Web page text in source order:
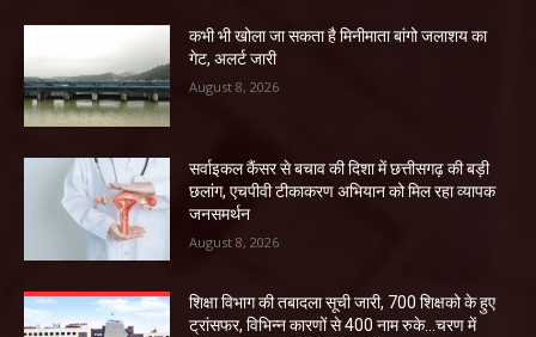
कभी भी खोला जा सकता है मिनीमाता बांगो जलाशय का
गेट, अलर्ट जारी
August 8, 2026
सर्वाइकल कैंसर से बचाव की दिशा में छत्तीसगढ़ की बड़ी
छलांग, एचपीवी टीकाकरण अभियान को मिल रहा व्यापक
जनसमर्थन
August 8, 2026
शिक्षा विभाग की तबादला सूची जारी, 700 शिक्षको के हुए
ट्रांसफर, विभिन्न कारणों से 400 नाम रुके…चरण में